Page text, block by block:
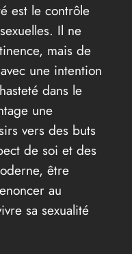
est le contrôle
Il ne
mais de
une intention
dans le
une
vers des buts
de soi et des
être
au
sa sexualité